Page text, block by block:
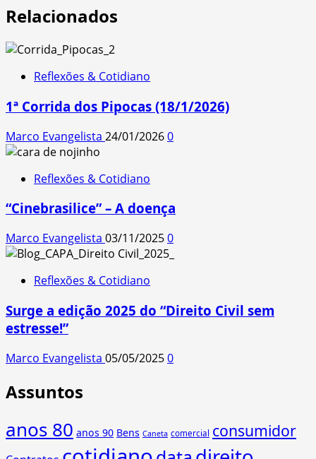
Relacionados
Reflexões & Cotidiano
1ª Corrida dos Pipocas (18/1/2026)
Marco Evangelista 24/01/20260
Reflexões & Cotidiano
“Cinebrasilice” – A doença
Marco Evangelista 03/11/20250
Reflexões & Cotidiano
Surge a edição 2025 do “Direito Civil sem
estresse!”
Marco Evangelista 05/05/20250
Assuntos
anos 80 anos 90 Bens Caneta comercial consumidor